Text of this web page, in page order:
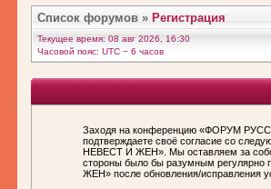
Список форумов » Регистрация
Текущее время: 08 авг 2026, 16:30
Часовой пояс: UTC − 6 часов
Заходя на конференцию «ФОРУМ
подтверждаете своё согласие со
НЕВЕСТ И ЖЕН». Мы оставляем за
стороны было бы разумным регулярно
ЖЕН» после обновления/исправления